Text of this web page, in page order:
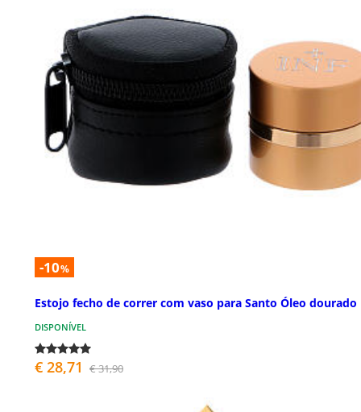
-10%
Estojo fecho de correr com vaso para Santo Óleo dourado
DISPONÍVEL
€ 28,71 € 31,90